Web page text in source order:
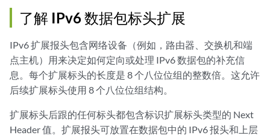
了解 IPv6 数据包标头扩展
IPv6 扩展报头包含网络设备（例如，路由器、交换机和端
点主机）用来决定如何定向或处理 IPv6 数据包的补充信
息。每个扩展标头的长度是 8 个八位位组的整数倍。这允许
后续扩展标头使用 8 个八位位组结构。
扩展标头后跟的任何标头都包含标识扩展标头类型的 Next
Header 值。扩展报头可放置在数据包中的 IPv6 报头和上层